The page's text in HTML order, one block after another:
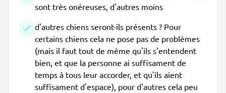
sont très onéreuses, d'autres moins
d'autres chiens seront-ils présents ? Pour
certains chiens cela ne pose pas de problèmes
(mais il faut tout de même qu'ils s'entendent
bien, et que la personne ai suffisament de
temps à tous leur accorder, et qu'ils aient
suffisament d'espace), pour d'autres cela peu